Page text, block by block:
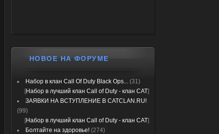
НОВОЕ НА ФОРУМЕ
Набор в клан Call Of Duty Black Ops... (31)
[Набор в лучший клан Call of Duty - клан CAT]
ЗАЯВКИ НА ВСТУПЛЕНИЕ В CATCLAN.RU!
(99)
[Набор в лучший клан Call of Duty - клан CAT]
Болтайте на здоровье! (274)